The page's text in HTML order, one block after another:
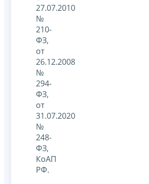
27.07.2010
№
210-
ФЗ,
от
26.12.2008
№
294-
ФЗ,
от
31.07.2020
№
248-
ФЗ,
КоАП
РФ.